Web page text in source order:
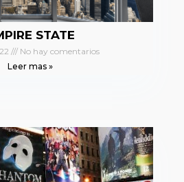
STATE
No hay comentarios
Leer mas »